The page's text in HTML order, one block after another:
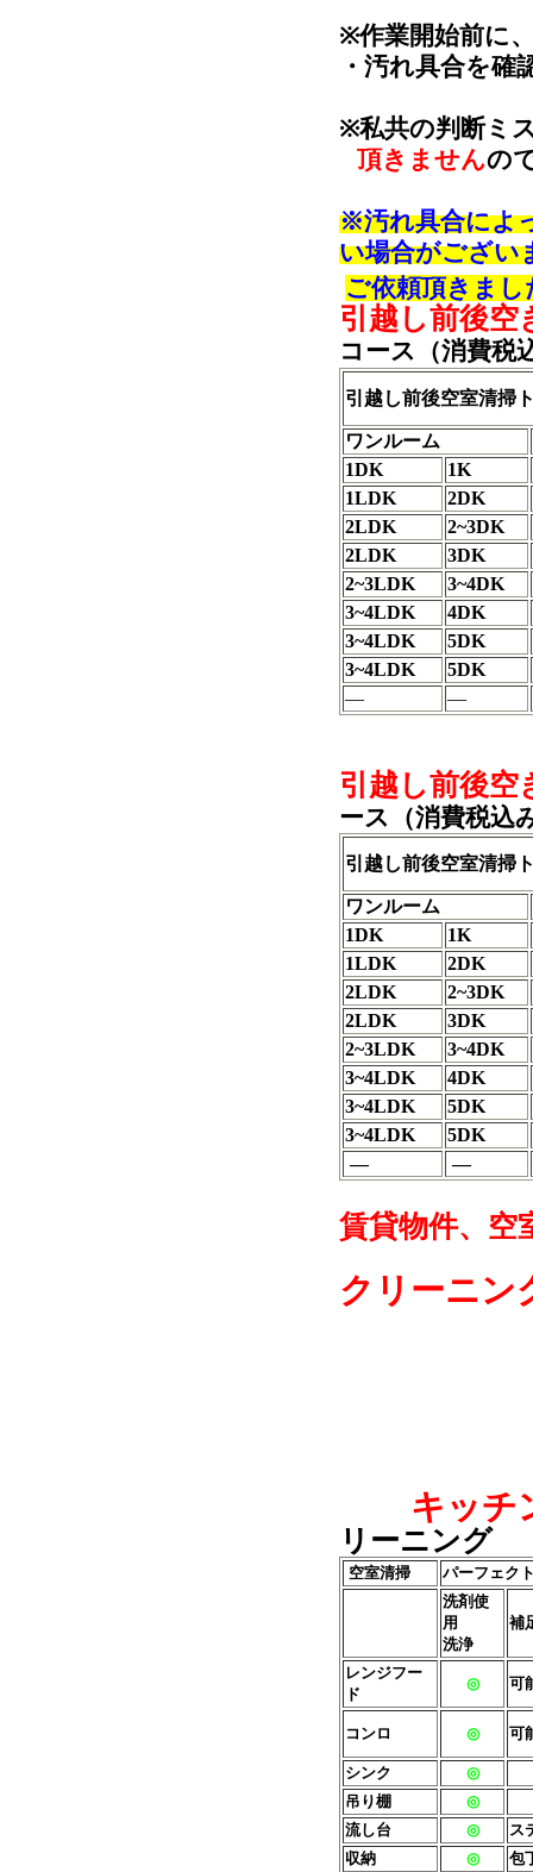
※作業開始前に
・汚れ具合を確
※私共の判断ミ
頂きませんの
※汚れ具合によ
い場合がござい
ご依頼頂きま
引越し前後空
コース（消費
引越し前後空室清掃
ワンルーム
1DK
1K
1LDK
2DK
2LDK
2~3DK
2LDK
3DK
2~3LDK
3~4DK
3~4LDK
4DK
3~4LDK
5DK
3~4LDK
5DK
―
―
引越し前後空
ース（消費税込
引越し前後空室清掃
ワンルーム
1DK
1K
1LDK
2DK
2LDK
2~3DK
2LDK
3DK
2~3LDK
3~4DK
3~4LDK
4DK
3~4LDK
5DK
3~4LDK
5DK
―
―
賃貸物件、空
クリーニン
キッチ
リーニング
空室清掃
パーフェク
洗剤使
用
洗浄
補
レンジフー
ド
◎ 可
コンロ ◎ 可
シンク
◎
吊り棚
◎
流し台
◎
ス
収納
◎
包